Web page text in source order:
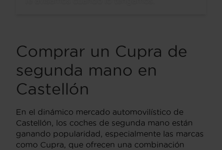
Comprar un Cupra de
segunda mano en
Castellón
En el dinámico mercado automovilístico de
Castellón, los coches de segunda mano están
ganando popularidad, especialmente las marcas
como Cupra, que ofrecen una combinación